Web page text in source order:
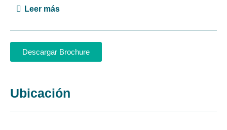
Leer más
Descargar Brochure
Ubicación